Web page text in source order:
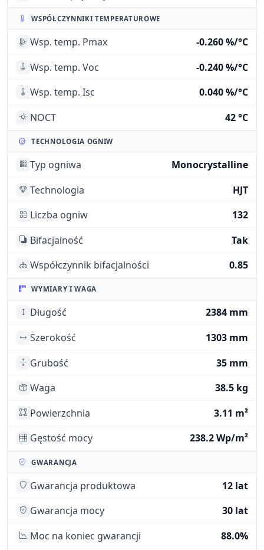
WSPÓŁCZYNNIKI TEMPERATUROWE
Wsp. temp. Pmax
-0.260 %/°C
Wsp. temp. Voc
-0.240 %/°C
Wsp. temp. Isc
0.040 %/°C
NOCT
42 °C
TECHNOLOGIA OGNIW
Typ ogniwa
Monocrystalline
Technologia
HJT
Liczba ogniw
132
Bifacjalność
Tak
Współczynnik bifacjalności
0.85
WYMIARY I WAGA
Długość
2384 mm
Szerokość
1303 mm
Grubość
35 mm
Waga
38.5 kg
Powierzchnia
3.11 m²
Gęstość mocy
238.2 Wp/m²
GWARANCJA
Gwarancja produktowa
12 lat
Gwarancja mocy
30 lat
Moc na koniec gwarancji
88.0%